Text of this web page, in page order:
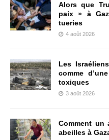
Alors que
paix » à
tueries
4 août 2026
Les
comme
toxiques
3 août 2026
Comment un
abeilles à